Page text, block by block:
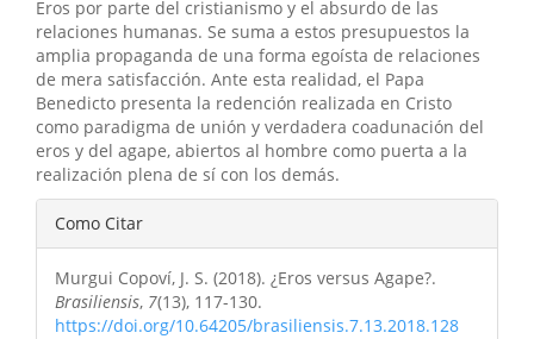
Eros por parte del cristianismo y el absurdo de las
relaciones humanas. Se suma a estos presupuestos la
amplia propaganda de una forma egoísta de relaciones
de mera satisfacción. Ante esta realidad, el Papa
Benedicto presenta la redención realizada en Cristo
como paradigma de unión y verdadera coadunación del
eros y del agape, abiertos al hombre como puerta a la
realización plena de sí con los demás.
Detalhes
do
artigo
Como Citar
Murgui Copoví, J. S. (2018). ¿Eros versus Agape?.
Brasiliensis, 7(13), 117-130.
https://doi.org/10.64205/brasiliensis.7.13.2018.128